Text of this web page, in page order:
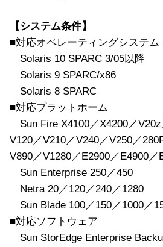
【システム条件】
■対応オペレーティングシステム
Solaris 10 SPARC 3/05以降
Solaris 9 SPARC/x86
Solaris 8 SPARC
■対応プラットホーム
Sun Fire X4100／X4200／
V120／V210／V240／V250／
V890／V1280／E2900／E4900／
Sun Enterprise 250／450
Netra 20／120／240／1280
Sun Blade 100／150／1000／
■対応ソフトウェア
Sun StorEdge Enterprise